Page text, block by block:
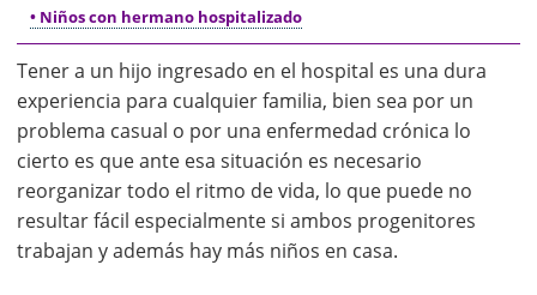
• Niños con hermano hospitalizado
Tener a un hijo ingresado en el hospital es una dura
experiencia para cualquier familia, bien sea por un
problema casual o por una enfermedad crónica lo
cierto es que ante esa situación es necesario
reorganizar todo el ritmo de vida, lo que puede no
resultar fácil especialmente si ambos progenitores
trabajan y además hay más niños en casa.